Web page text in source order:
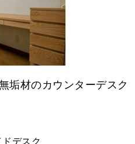
垢材のカウンターデスク
デスク